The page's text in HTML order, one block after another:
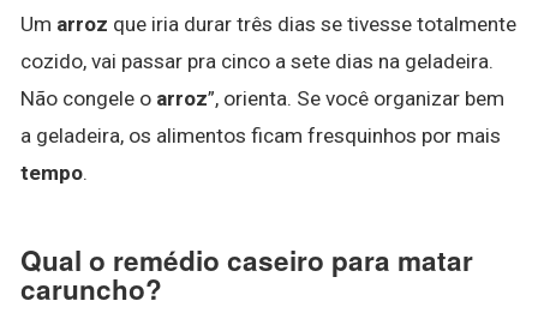
Um arroz que iria durar três dias se tivesse totalmente
cozido, vai passar pra cinco a sete dias na geladeira.
Não congele o arroz”, orienta. Se você organizar bem
a geladeira, os alimentos ficam fresquinhos por mais
tempo.
Qual o remédio caseiro para matar
caruncho?